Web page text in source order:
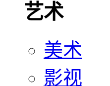
艺术
美术
影视